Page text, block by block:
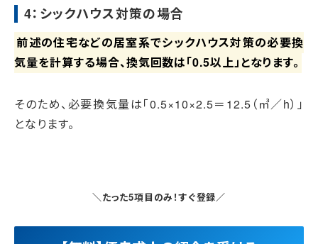
4：シックハウス対策の場合
前述の住宅などの居室系でシックハウス対策の必要換
気量を計算する場合、換気回数は「0.5以上」となります。
そのため、必要換気量は「0.5×10×2.5＝12.5（㎥／h）」
となります。
＼たった5項目のみ！すぐ登録／